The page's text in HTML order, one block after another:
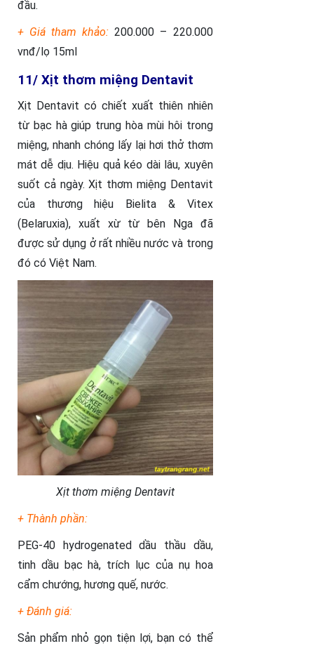
đầu.
+ Giá tham khảo: 200.000 – 220.000
vnđ/lọ 15ml
11/ Xịt thơm miệng Dentavit
Xịt Dentavit có chiết xuất thiên nhiên
từ bạc hà giúp trung hòa mùi hôi trong
miệng, nhanh chóng lấy lại hơi thở thơm
mát dễ dịu. Hiệu quả kéo dài lâu, xuyên
suốt cả ngày. Xịt thơm miệng Dentavit
của thương hiệu Bielita & Vitex
(Belaruxia), xuất xừ từ bên Nga đã
được sử dụng ở rất nhiều nước và trong
đó có Việt Nam.
Xịt thơm miệng Dentavit
+ Thành phần:
PEG-40 hydrogenated dầu thầu dầu,
tinh dầu bạc hà, trích lục của nụ hoa
cẩm chướng, hương quế, nước.
+ Đánh giá:
Sản phẩm nhỏ gọn tiện lợi, bạn có thể